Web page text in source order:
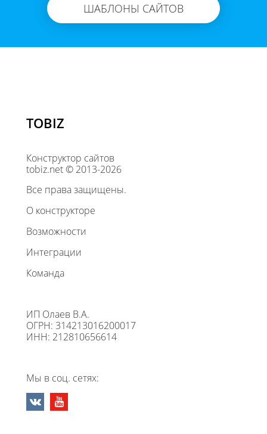
ШАБЛОНЫ САЙТОВ
TOBIZ
Конструктор сайтов
tobiz.net © 2013-2026
Все права защищены.
О конструкторе
Возможности
Интеграции
Команда
ИП Олаев В.А.
ОГРН: 314213016200017
ИНН: 212810656614
Мы в соц. сетях: